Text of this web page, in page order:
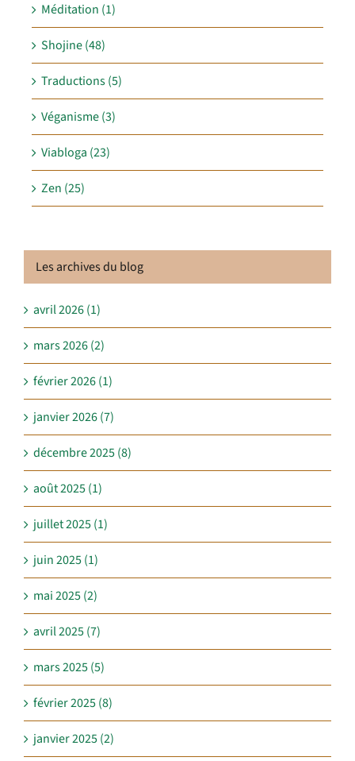
Méditation (1)
Shojine (48)
Traductions (5)
Véganisme (3)
Viabloga (23)
Zen (25)
Les archives du blog
avril 2026 (1)
mars 2026 (2)
février 2026 (1)
janvier 2026 (7)
décembre 2025 (8)
août 2025 (1)
juillet 2025 (1)
juin 2025 (1)
mai 2025 (2)
avril 2025 (7)
mars 2025 (5)
février 2025 (8)
janvier 2025 (2)